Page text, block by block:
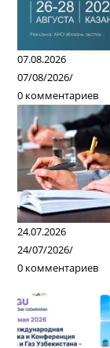
07.08.2026
07/08/2026/
0 комментариев
24.07.2026
24/07/2026/
0 комментариев